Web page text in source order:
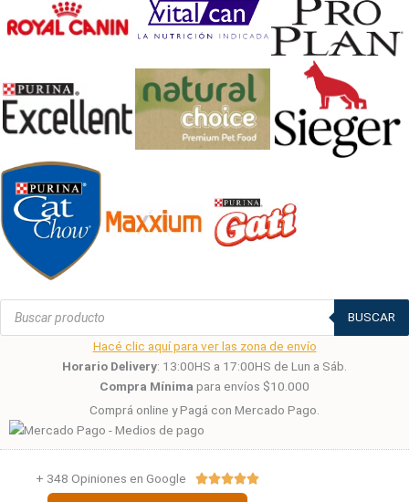
Búsqueda
productos
BUSCAR
Hacé clic aquí para ver las zona de envío
Horario Delivery: 13:00HS a 17:00HS de Lun a Sáb.
Compra Mínima para envíos $10.000
Comprá online y Pagá con Mercado Pago.
+ 348 Opiniones en Google Valorado